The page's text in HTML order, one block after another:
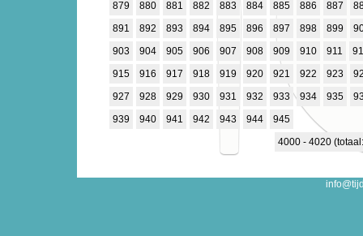
879 880 881 882 883 884 885 886 887
891
892 893 894 895 896 897 898 899
903
904 905 906 907 908 909 910 911
915
916 917 918 919 920 921 922 923
927
928 929 930 931 932 933 934 935
939
940 941 942 943 944
945
4000 - 4020